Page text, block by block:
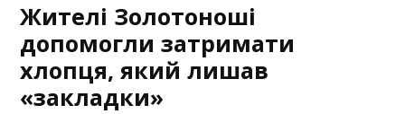
Жителі Золотоноші
допомогли затримати
хлопця, який лишав
«закладки»